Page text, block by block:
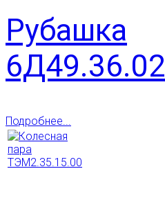
Рубашка
6Д49.36.02
Подробнее...